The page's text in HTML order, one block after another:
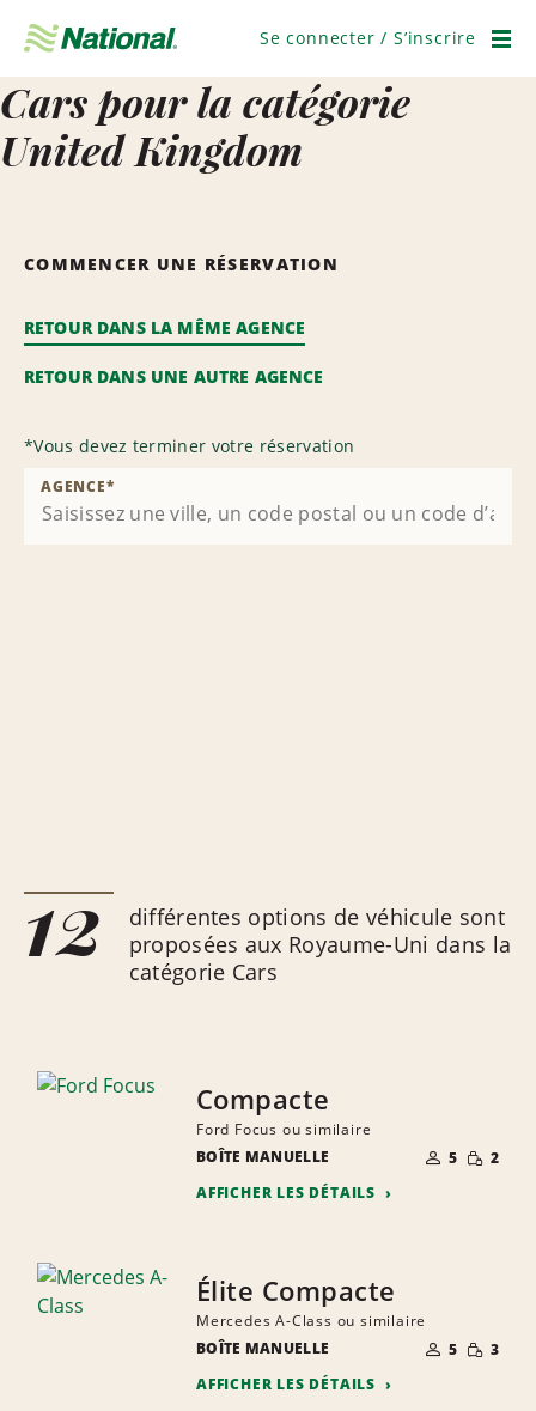
navigation
Se connecter / S’inscrire
Cars pour la catégorie
United Kingdom
COMMENCER UNE RÉSERVATION
RETOUR DANS LA MÊME AGENCE
RETOUR DANS UNE AUTRE AGENCE
*Vous devez terminer votre réservation
AGENCE*
12
différentes options de véhicule sont
proposées aux Royaume-Uni dans la
catégorie Cars
Compacte
Ford Focus ou similaire
BOÎTE MANUELLE
NOMBRE DE
PERSONNES
5 PETITE
2
AFFICHER LES DÉTAILS
Élite Compacte
Mercedes A-Class ou similaire
BOÎTE MANUELLE
NOMBRE DE
PERSONNES
5 PETITE
3
AFFICHER LES DÉTAILS